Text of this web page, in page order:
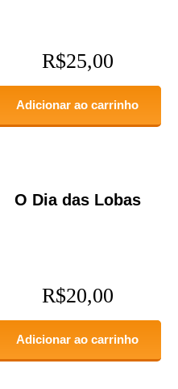
R$25,00
Adicionar ao carrinho
O Dia das Lobas
R$20,00
Adicionar ao carrinho